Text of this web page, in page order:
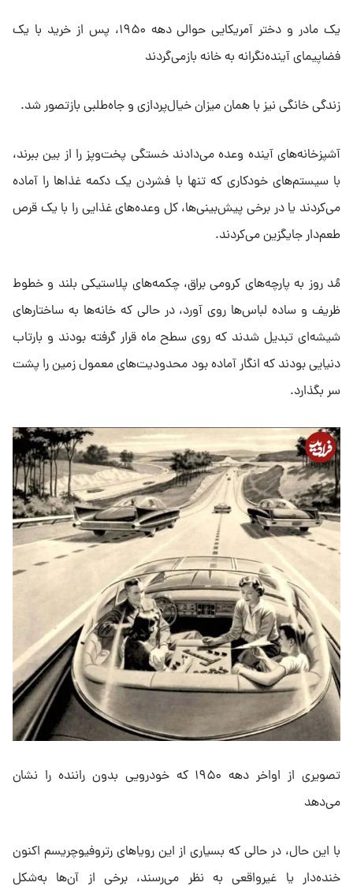
یک مادر و دختر آمریکایی حوالی دهه ۱۹۵۰، پس از خرید با یک
فضاپیمای آینده‌نگرانه به خانه بازمی‌گردند
زندگی خانگی نیز با همان میزان خیال‌پردازی و جاه‌طلبی بازتصور شد.
آشپزخانه‌های آینده وعده می‌دادند خستگی پخت‌وپز را از بین ببرند،
با سیستم‌های خودکاری که تنها با فشردن یک دکمه غذاها را آماده
می‌کردند یا در برخی پیش‌بینی‌ها، کل وعده‌های غذایی را با یک قرص
طعم‌دار جایگزین می‌کردند.
مُد روز به پارچه‌های کرومی براق، چکمه‌های پلاستیکی بلند و خطوط
ظریف و ساده لباس‌ها روی آورد، در حالی که خانه‌ها به ساختارهای
شیشه‌ای تبدیل شدند که روی سطح ماه قرار گرفته بودند و بارتاب
دنیایی بودند که انگار آماده بود محدودیت‌های معمول زمین را پشت
سر بگذارد.
تصویری از اواخر دهه ۱۹۵۰ که خودرویی بدون راننده را نشان
می‌دهد
با این حال، در حالی که بسیاری از این رویاهای رتروفیوچریسم اکنون
خنده‌دار یا غیرواقعی به نظر می‌رسند، برخی از آن‌ها به‌شکل